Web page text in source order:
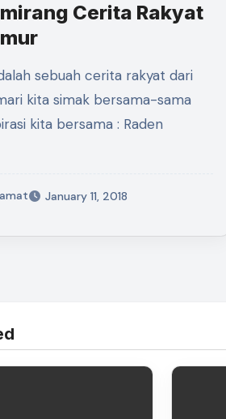
Cerita Rakyat
kita simak bersama-sama
kita bersama : Raden
January 11, 2018